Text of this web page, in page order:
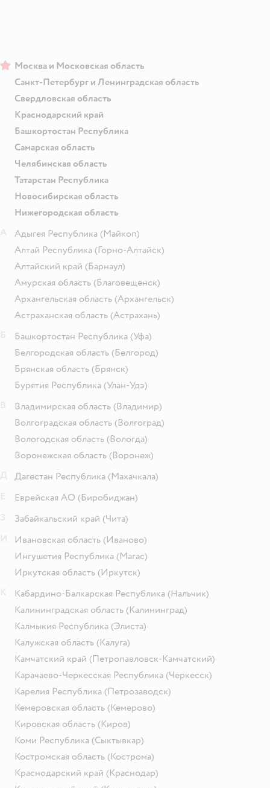
Москва и Московская область
Санкт-Петербург и Ленинградская область
Свердловская область
Краснодарский край
Башкортостан Республика
Самарская область
Челябинская область
Татарстан Республика
Новосибирская область
Нижегородская область
Адыгея Республика (Майкоп)
Алтай Республика (Горно-Алтайск)
Алтайский край (Барнаул)
Амурская область (Благовещенск)
Архангельская область (Архангельск)
Астраханская область (Астрахань)
Башкортостан Республика (Уфа)
Белгородская область (Белгород)
Брянская область (Брянск)
Бурятия Республика (Улан-Удэ)
Владимирская область (Владимир)
Волгоградская область (Волгоград)
Вологодская область (Вологда)
Воронежская область (Воронеж)
Дагестан Республика (Махачкала)
Еврейская АО (Биробиджан)
Забайкальский край (Чита)
Ивановская область (Иваново)
Ингушетия Республика (Магас)
Иркутская область (Иркутск)
Кабардино-Балкарская Республика (Нальчик)
Калининградская область (Калининград)
Калмыкия Республика (Элиста)
Калужская область (Калуга)
Камчатский край (Петропавловск-Камчатский)
Карачаево-Черкесская Республика (Черкесск)
Карелия Республика (Петрозаводск)
Кемеровская область (Кемерово)
Кировская область (Киров)
Коми Республика (Сыктывкар)
Костромская область (Кострома)
Краснодарский край (Краснодар)